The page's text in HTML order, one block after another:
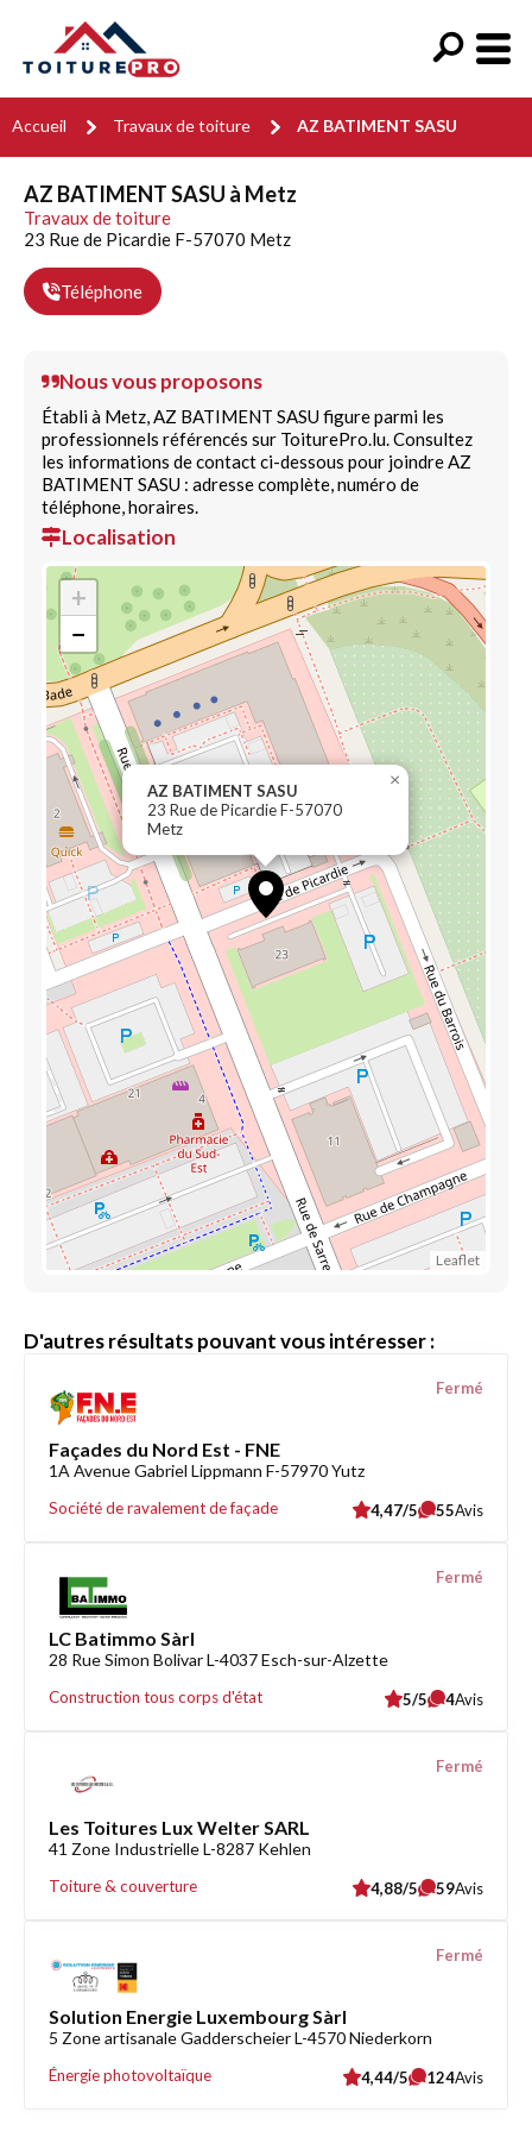
Accueil Travaux de toiture AZ BATIMENT SASU
AZ BATIMENT SASU à Metz
Travaux de toiture
23 Rue de Picardie F-57070 Metz
Téléphone
Nous vous proposons
Établi à Metz, AZ BATIMENT SASU figure parmi les
professionnels référencés sur ToiturePro.lu. Consultez
les informations de contact ci-dessous pour joindre AZ
BATIMENT SASU : adresse complète, numéro de
téléphone, horaires.
Localisation
AZ BATIMENT SASU
23 Rue de Picardie F-57070
Metz
×
+
−
Leaflet
D'autres résultats pouvant vous intéresser :
Façades du Nord Est - FNE
1A Avenue Gabriel Lippmann F-57970 Yutz
Société de ravalement de façade
Fermé
4,47/5 55Avis
LC Batimmo Sàrl
28 Rue Simon Bolivar L-4037 Esch-sur-Alzette
Construction tous corps d'état
Fermé
5/5 4Avis
Les Toitures Lux Welter SARL
41 Zone Industrielle L-8287 Kehlen
Toiture & couverture
Fermé
4,88/5 59Avis
Solution Energie Luxembourg Sàrl
5 Zone artisanale Gadderscheier L-4570 Niederkorn
Énergie photovoltaïque
Fermé
4,44/5 124Avis